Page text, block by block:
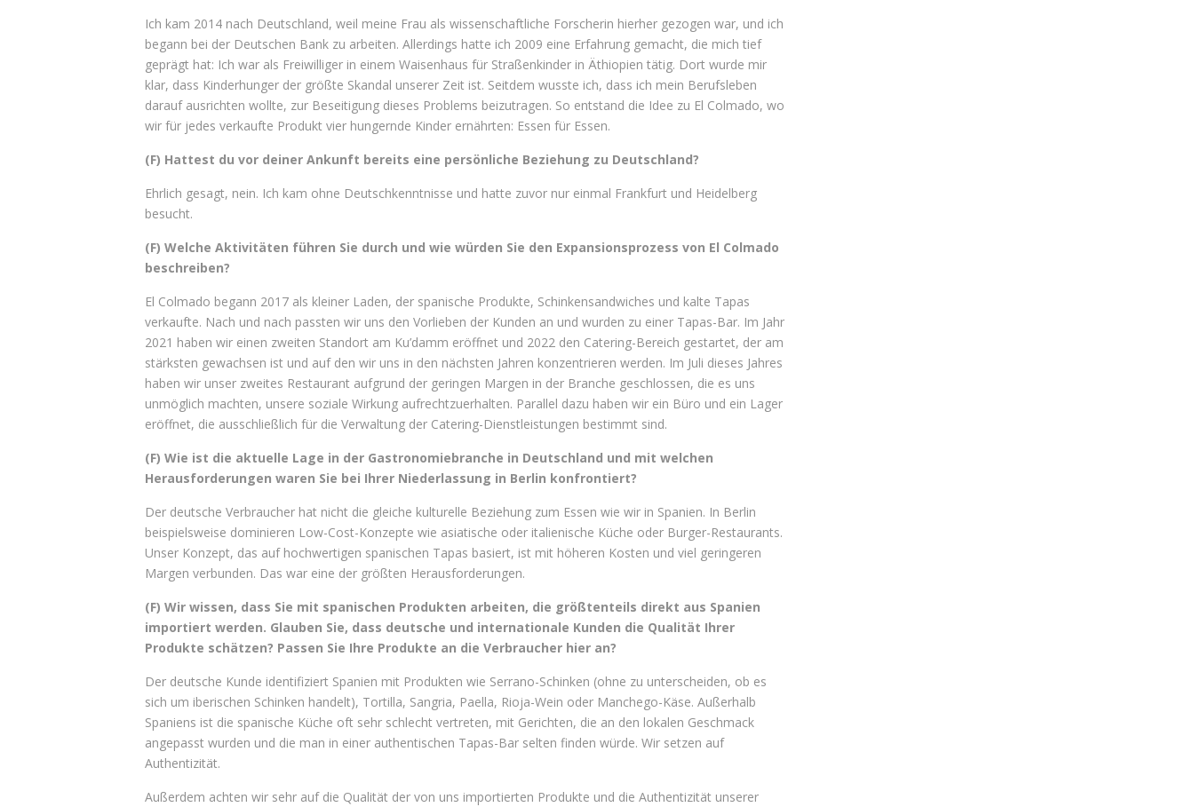
Ich kam 2014 nach Deutschland, weil meine Frau als wissenschaftliche Forscherin hierher gezogen war, und ich
begann bei der Deutschen Bank zu arbeiten. Allerdings hatte ich 2009 eine Erfahrung gemacht, die mich tief
geprägt hat: Ich war als Freiwilliger in einem Waisenhaus für Straßenkinder in Äthiopien tätig. Dort wurde mir
klar, dass Kinderhunger der größte Skandal unserer Zeit ist. Seitdem wusste ich, dass ich mein Berufsleben
darauf ausrichten wollte, zur Beseitigung dieses Problems beizutragen. So entstand die Idee zu El Colmado, wo
wir für jedes verkaufte Produkt vier hungernde Kinder ernährten: Essen für Essen.
(F) Hattest du vor deiner Ankunft bereits eine persönliche Beziehung zu Deutschland?
Ehrlich gesagt, nein. Ich kam ohne Deutschkenntnisse und hatte zuvor nur einmal Frankfurt und Heidelberg
besucht.
(F) Welche Aktivitäten führen Sie durch und wie würden Sie den Expansionsprozess von El Colmado
beschreiben?
El Colmado begann 2017 als kleiner Laden, der spanische Produkte, Schinkensandwiches und kalte Tapas
verkaufte. Nach und nach passten wir uns den Vorlieben der Kunden an und wurden zu einer Tapas-Bar. Im Jahr
2021 haben wir einen zweiten Standort am Ku’damm eröffnet und 2022 den Catering-Bereich gestartet, der am
stärksten gewachsen ist und auf den wir uns in den nächsten Jahren konzentrieren werden. Im Juli dieses Jahres
haben wir unser zweites Restaurant aufgrund der geringen Margen in der Branche geschlossen, die es uns
unmöglich machten, unsere soziale Wirkung aufrechtzuerhalten. Parallel dazu haben wir ein Büro und ein Lager
eröffnet, die ausschließlich für die Verwaltung der Catering-Dienstleistungen bestimmt sind.
(F) Wie ist die aktuelle Lage in der Gastronomiebranche in Deutschland und mit welchen
Herausforderungen waren Sie bei Ihrer Niederlassung in Berlin konfrontiert?
Der deutsche Verbraucher hat nicht die gleiche kulturelle Beziehung zum Essen wie wir in Spanien. In Berlin
beispielsweise dominieren Low-Cost-Konzepte wie asiatische oder italienische Küche oder Burger-Restaurants.
Unser Konzept, das auf hochwertigen spanischen Tapas basiert, ist mit höheren Kosten und viel geringeren
Margen verbunden. Das war eine der größten Herausforderungen.
(F) Wir wissen, dass Sie mit spanischen Produkten arbeiten, die größtenteils direkt aus Spanien
importiert werden. Glauben Sie, dass deutsche und internationale Kunden die Qualität Ihrer
Produkte schätzen? Passen Sie Ihre Produkte an die Verbraucher hier an?
Der deutsche Kunde identifiziert Spanien mit Produkten wie Serrano-Schinken (ohne zu unterscheiden, ob es
sich um iberischen Schinken handelt), Tortilla, Sangria, Paella, Rioja-Wein oder Manchego-Käse. Außerhalb
Spaniens ist die spanische Küche oft sehr schlecht vertreten, mit Gerichten, die an den lokalen Geschmack
angepasst wurden und die man in einer authentischen Tapas-Bar selten finden würde. Wir setzen auf
Authentizität.
Außerdem achten wir sehr auf die Qualität der von uns importierten Produkte und die Authentizität unserer